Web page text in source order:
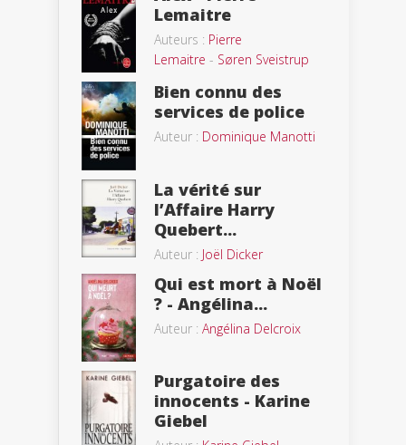
Lemaitre
Auteurs : Pierre
Lemaitre - Søren Sveistrup
Bien connu des
services de police
Auteur : Dominique Manotti
La vérité sur
l’Affaire Harry
Quebert...
Auteur : Joël Dicker
Qui est mort à Noël
? - Angélina...
Auteur : Angélina Delcroix
Purgatoire des
innocents - Karine
Giebel